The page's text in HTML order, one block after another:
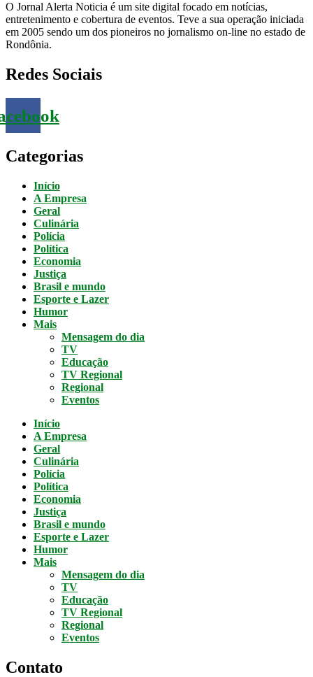
O Jornal Alerta Noticia é um site digital focado em notícias,
entretenimento e cobertura de eventos. Teve a sua operação iniciada
em 2005 sendo um dos pioneiros no jornalismo on-line no estado de
Rondônia.
Redes Sociais
Categorias
Início
A Empresa
Geral
Culinária
Polícia
Política
Economia
Justiça
Brasil e mundo
Esporte e Lazer
Humor
Mais
Mensagem do dia
TV
Educação
TV Regional
Regional
Eventos
Início
A Empresa
Geral
Culinária
Polícia
Política
Economia
Justiça
Brasil e mundo
Esporte e Lazer
Humor
Mais
Mensagem do dia
TV
Educação
TV Regional
Regional
Eventos
Contato